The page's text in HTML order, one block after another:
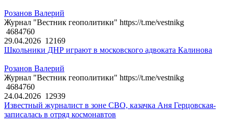
Розанов Валерий
Журнал "Вестник геополитики" https://t.me/vestnikg
4684760
29.04.2026 12169
Школьники ДНР играют в московского адвоката Калинова
Розанов Валерий
Журнал "Вестник геополитики" https://t.me/vestnikg
4684760
24.04.2026 12939
Известный журналист в зоне СВО, казачка Аня Герцовская-
записалась в отряд космонавтов